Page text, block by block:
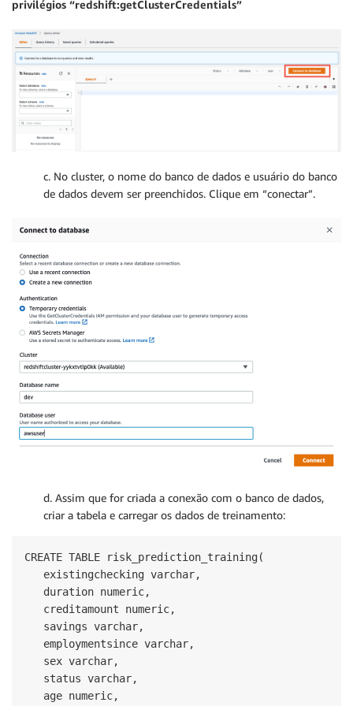
privilégios “redshift:getClusterCredentials”
c. No cluster, o nome do banco de dados e usuário do banco
de dados devem ser preenchidos. Clique em “conectar”.
d. Assim que for criada a conexão com o banco de dados,
criar a tabela e carregar os dados de treinamento:
CREATE TABLE risk_prediction_training(
existingchecking varchar,
duration numeric,
creditamount numeric,
savings varchar,
employmentsince varchar,
sex varchar,
status varchar,
age numeric,